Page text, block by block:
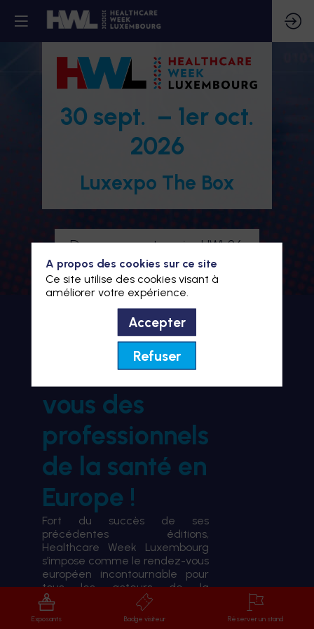
30 sept. – 1er oct.
2026
Luxexpo The Box
Devenez partenaire HWL26
Je m'inscris à HWL26
BIENVENUE À HWL26
le rendez-
vous des
professionnels
de la santé en
Europe !
Fort du succès de ses
précédentes éditions,
Healthcare Week Luxembourg
s’impose comme le rendez-vous
européen incontournable pour
tous les acteurs de la
transformation du système de
santé.
Exposants Badge visiteur Réserver un stand
A propos des cookies sur ce site
Ce site utilise des cookies visant à
améliorer votre expérience.
Accepter
Refuser